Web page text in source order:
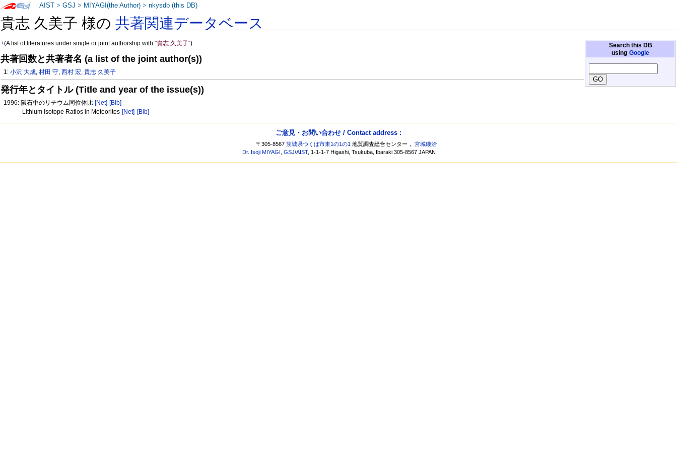
貴志 久美子 様の共著関連データベース
Search this DB
using Google
+(A list of literatures under single or joint authorship with"貴志 久美子")
共著回数と共著者名 (a list of the joint author(s))
1:小沢 大成,村田 守,西村 宏,貴志 久美子
発行年とタイトル (Title and year of the issue(s))
1996: 隕石中のリチウム同位体比 [Net] [Bib]
Lithium Isotope Ratios in Meteorites [Net] [Bib]
AIST >GSJ > MIYAGI(the Author) >nkysdb (this DB)
ご意見・お問い合わせ / Contact address :
〒305-8567茨城県つくば市東1の1の1 地質調査総合センター，宮城磯治
Dr. Isoji MIYAGI ,GSJ/AIST, 1-1-1-7 Higashi, Tsukuba, Ibaraki 305-8567 JAPAN